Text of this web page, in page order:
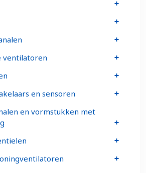
ventilatoren
en sensoren
en vormstukken met